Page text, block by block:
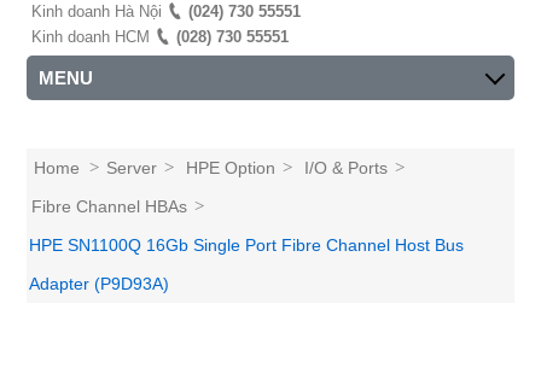
Kinh doanh Hà Nội
(024) 730 55551
Kinh doanh HCM
(028) 730 55551
MENU
Home > Server > HPE Option > I/O & Ports >
Fibre Channel HBAs >
HPE SN1100Q 16Gb Single Port Fibre Channel Host Bus
Adapter (P9D93A)